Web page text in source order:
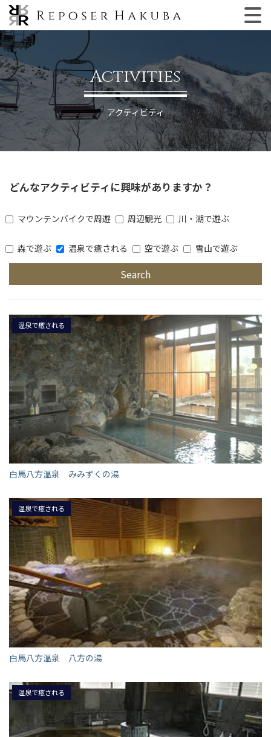
Activities
アクティビティ
どんなアクティビティに興味がありますか？
マウンテンバイクで周遊 周辺観光 川・湖で遊ぶ
森で遊ぶ 温泉で癒される 空で遊ぶ 雪山で遊ぶ
白馬八方温泉 みみずくの湯
温泉で癒される
白馬八方温泉 八方の湯
温泉で癒される
温泉で癒される